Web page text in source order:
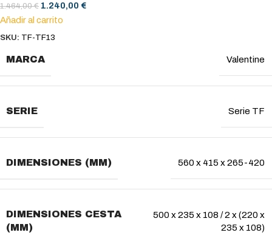
1.464,00€ 1.240,00 €
Añadir al carrito
SKU: TF-TF13
MARCA Valentine
SERIE Serie TF
DIMENSIONES (MM) 560 x 415 x 265-420
DIMENSIONES CESTA
(MM)
500 x 235 x 108 / 2 x (220 x
235 x 108)